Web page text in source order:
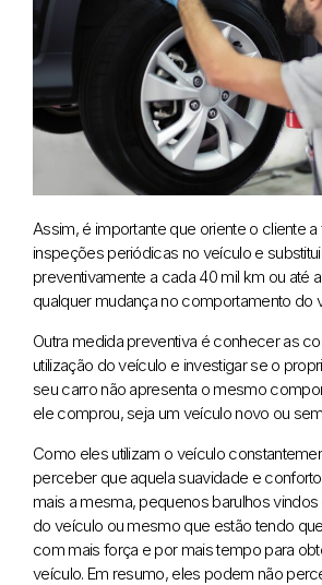
Assim, é importante que oriente o cliente
inspeções periódicas no veículo e
preventivamente a cada 40 mil km ou até
qualquer mudança no comportamento do
Outra medida preventiva é conhecer as
utilização do veículo e investigar se o
seu carro não apresenta o mesmo
ele comprou, seja um veículo novo ou
Como eles utilizam o veículo
perceber que aquela suavidade e
mais a mesma, pequenos barulhos
do veículo ou mesmo que estão tendo
com mais força e por mais tempo para
veículo. Em resumo, eles podem não